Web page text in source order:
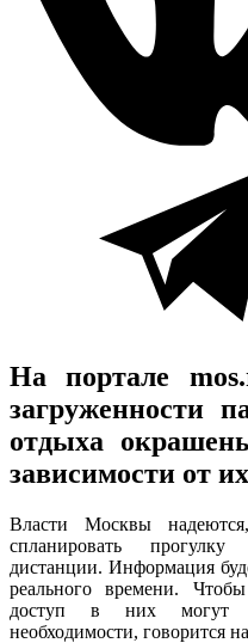
На портале
загруженности
отдыха
зависимости от
Власти Москвы
спланировать
дистанции. Информация
реального времени.
доступ в них могут
необходимости, говорится на